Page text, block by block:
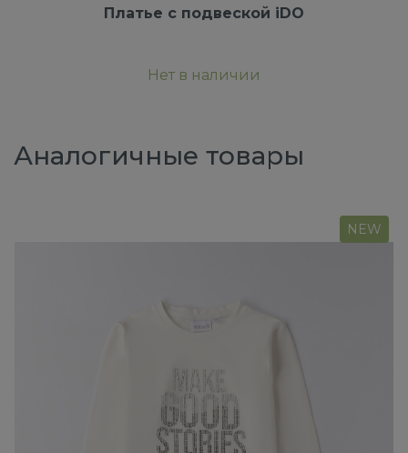
Платье с подвеской iDO
Нет в наличии
Аналогичные товары
NEW